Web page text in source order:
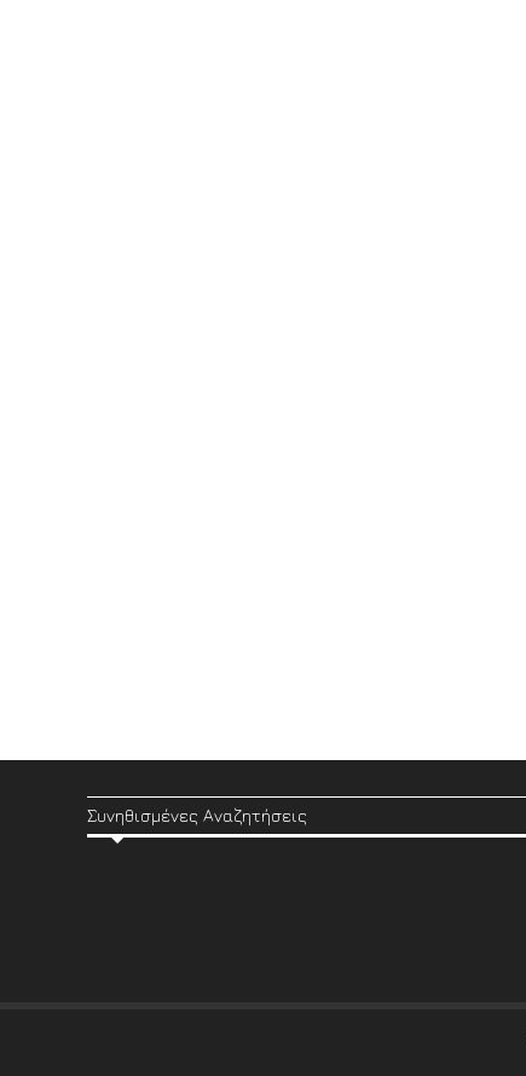
Συνηθισμένες Αναζητήσεις